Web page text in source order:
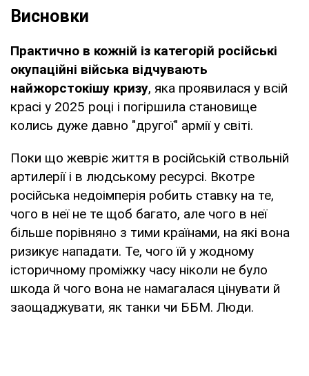
Висновки
Практично в кожній із категорій російські
окупаційні війська відчувають
найжорстокішу кризу, яка проявилася у всій
красі у 2025 році і погіршила становище
колись дуже давно "другої" армії у світі.
Поки що жевріє життя в російській ствольній
артилерії і в людському ресурсі. Вкотре
російська недоімперія робить ставку на те,
чого в неї не те щоб багато, але чого в неї
більше порівняно з тими країнами, на які вона
ризикує нападати. Те, чого їй у жодному
історичному проміжку часу ніколи не було
шкода й чого вона не намагалася цінувати й
заощаджувати, як танки чи ББМ. Люди.